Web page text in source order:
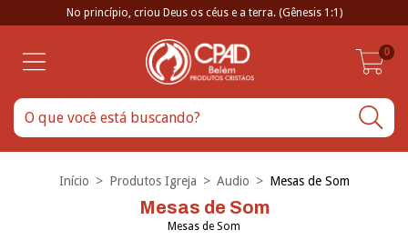
No princípio, criou Deus os céus e a terra. (Gênesis 1:1)
0
Início > Produtos Igreja > Audio > Mesas de Som
Mesas de Som
Mesas de Som